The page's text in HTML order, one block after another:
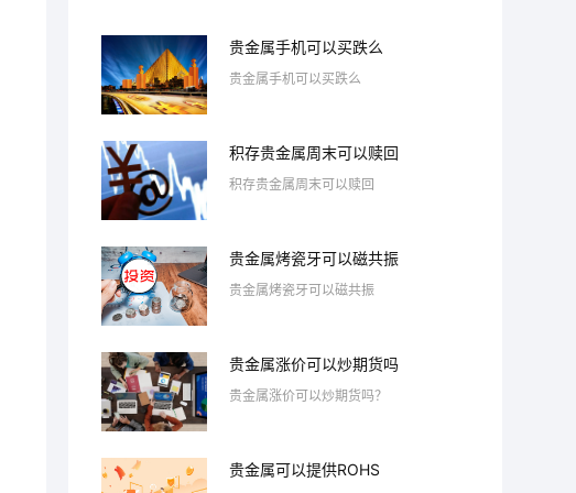
贵金属手机可以买跌么
贵金属手机可以买跌么
积存贵金属周末可以赎回
积存贵金属周末可以赎回
贵金属烤瓷牙可以磁共振
贵金属烤瓷牙可以磁共振
贵金属涨价可以炒期货吗
贵金属涨价可以炒期货吗？
贵金属可以提供ROHS